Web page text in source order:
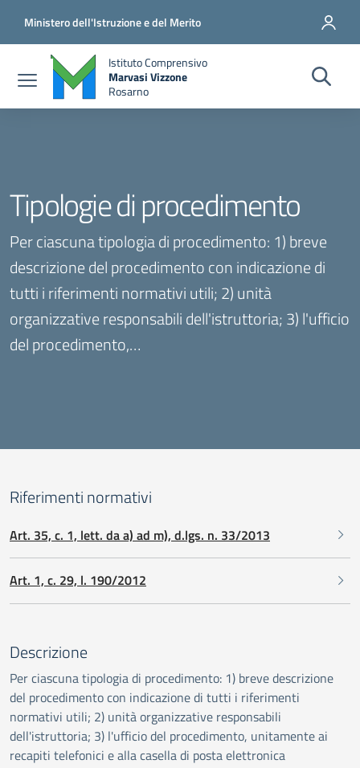
Ministero dell'Istruzione e del Merito
Istituto Comprensivo
Marvasi Vizzone
Rosarno
Tipologie di procedimento
Per ciascuna tipologia di procedimento: 1) breve
descrizione del procedimento con indicazione di
tutti i riferimenti normativi utili; 2) unità
organizzative responsabili dell'istruttoria; 3) l'ufficio
del procedimento,…
Riferimenti normativi
Art. 35, c. 1, lett. da a) ad m), d.lgs. n. 33/2013
Art. 1, c. 29, l. 190/2012
Descrizione
Per ciascuna tipologia di procedimento: 1) breve descrizione
del procedimento con indicazione di tutti i riferimenti
normativi utili; 2) unità organizzative responsabili
dell'istruttoria; 3) l'ufficio del procedimento, unitamente ai
recapiti telefonici e alla casella di posta elettronica